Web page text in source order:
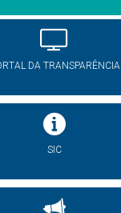
DA TRANSPARÊNCIA
SIC